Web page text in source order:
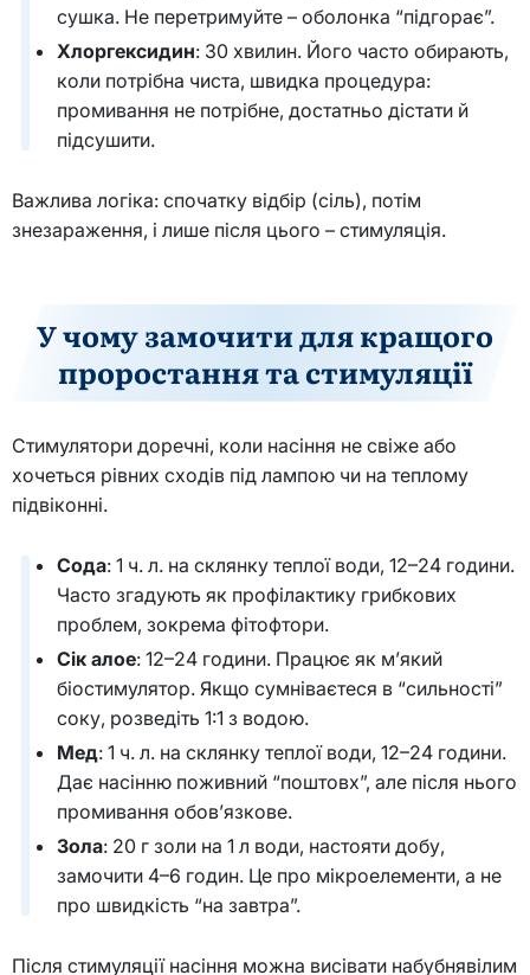
сушка. Не перетримуйте – оболонка “підгорає”.
Хлоргексидин: 30 хвилин. Його часто обирають,
коли потрібна чиста, швидка процедура:
промивання не потрібне, достатньо дістати й
підсушити.
Важлива логіка: спочатку відбір (сіль), потім
знезараження, і лише після цього – стимуляція.
У чому замочити для кращого
проростання та стимуляції
Стимулятори доречні, коли насіння не свіже або
хочеться рівних сходів під лампою чи на теплому
підвіконні.
Сода: 1 ч. л. на склянку теплої води, 12–24 години.
Часто згадують як профілактику грибкових
проблем, зокрема фітофтори.
Сік алое: 12–24 години. Працює як м’який
біостимулятор. Якщо сумніваєтеся в “сильності”
соку, розведіть 1:1 з водою.
Мед: 1 ч. л. на склянку теплої води, 12–24 години.
Дає насінню поживний “поштовх”, але після нього
промивання обов’язкове.
Зола: 20 г золи на 1 л води, настояти добу,
замочити 4–6 годин. Це про мікроелементи, а не
про швидкість “на завтра”.
Після стимуляції насіння можна висівати набубнявілим